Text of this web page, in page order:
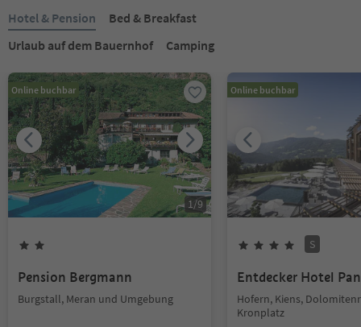
Hotel & Pension
Bed & Breakfast
Urlaub auf dem Bauernhof
Camping
Online buchbar
1/9
Pension Bergmann
Burgstall, Meran und Umgebung
Online buchbar
S
Entdecker Hotel
Hofern, Kiens,
Kronplatz